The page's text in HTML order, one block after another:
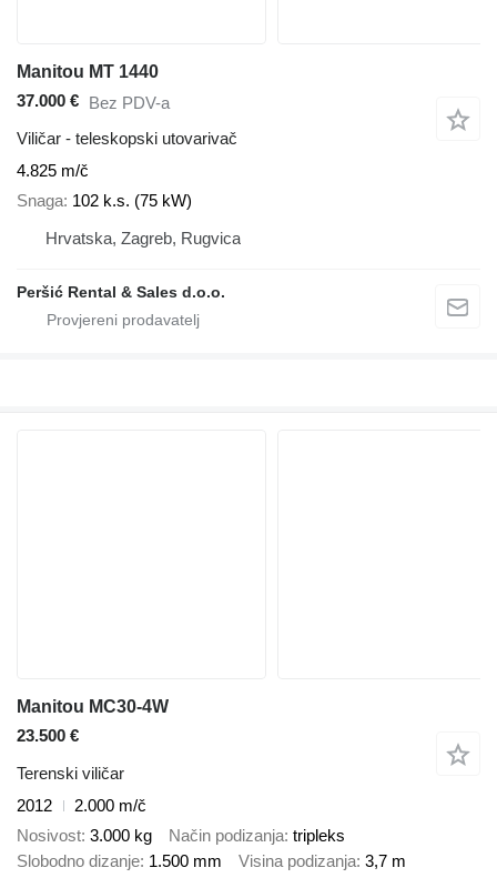
Manitou MT 1440
37.000 € Bez PDV-a
Viličar - teleskopski utovarivač
4.825 m/č
Snaga 102 k.s. (75 kW)
Hrvatska, Zagreb, Rugvica
Peršić Rental & Sales d.o.o.
Manitou MC30-4W
23.500 €
Terenski viličar
2012
2.000 m/č
Nosivost 3.000 kg Način podizanja tripleks
Slobodno dizanje 1.500 mm Visina podizanja 3,7 m